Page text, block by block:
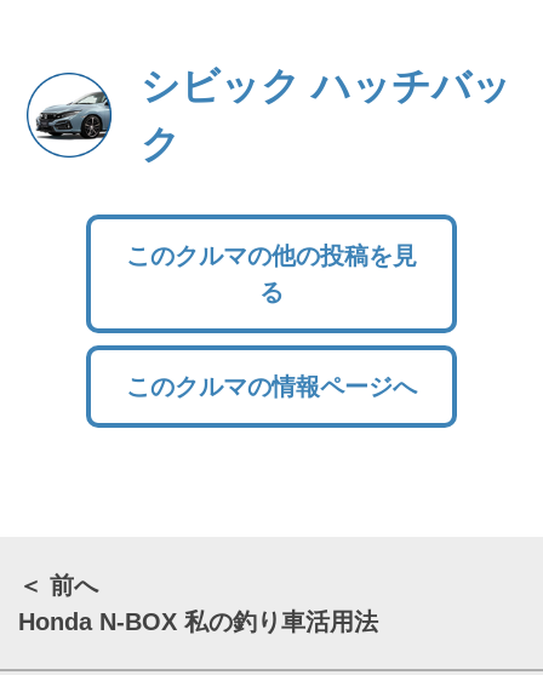
シビック ハッチバッ
ク
このクルマの他の投稿を見
る
このクルマの情報ページへ
＜ 前へ
Honda N-BOX 私の釣り車活用法